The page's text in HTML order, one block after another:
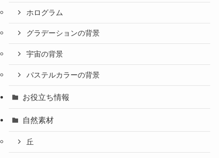
ホログラム
グラデーションの背景
宇宙の背景
パステルカラーの背景
お役立ち情報
自然素材
丘